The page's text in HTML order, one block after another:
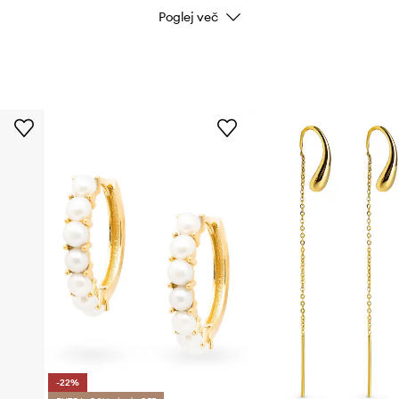
Poglej več
-22%